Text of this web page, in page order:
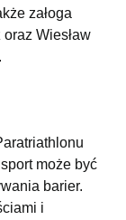
załoga
Wiesław
może być
barier.
i